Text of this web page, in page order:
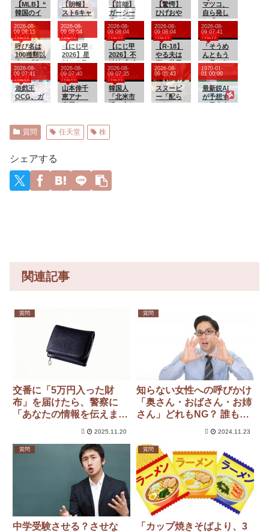
【MLB】“
韓国のイ
チロ
ー”イ・ジ
ョンフが
痛恨ミ
ス 9回2
死からま
さか…サ
ヨナラ負
けに動け
ず、地元
放送は同
【朗報】
スト6キャ
ミイ、1/3
スケール
フィギュ
アが登場
【芸能】
ガーシー
氏、島田
紳助さん
が「絶対
に勝たれ
へん」と
認めた天
才芸人と
は？
【驚愕】
ひげおや
じさんに
銃を撃た
せるため
にデスゲ
ームを開
催するは
りーシ
マツコ、
自ら発し
た「バス
タオル、
何日使
う？」問
いかけに
答え
呼び名は
100種類以
上 「御
座候」
「回転焼
き」
「暫」…
あんこ入
関西では
何と呼
路では
「御座
候」米原
では
「暫」
NEW
2026-08-
09 08:15
【にじ甲
2026】星
川サラ監
督「流星
ミルキー
ウェイ学
園」完
結！転生1
＆号泣必
至の3年間
NEW
2026-08-
09 08:04
【にじ甲
2026】不
破湊「ギ
ラギラホ
スト高
校」が甲
子園3連覇
＆超名門
勝を叩き
NEW
2026-08-
09 08:04
【R-18】
やる夫は
裏の世界
を生きる
サマナー
のようで
す【オリ
ジナルメ
NEW
2026-08-
09 08:04
「そうめ
んともう
一品」何
にする？
NEW
2026-08-
09 07:41
遊戯王
OCG、ガ
チでシコ
NEW
2026-08-
09 07:41
山本倖千
恵アナ
直履きレ
揺れトレ
ーニン
NEW
2026-08-
09 07:40
韓国人
「北米市
場で売れ
ホンダや
幅な黒字
録！」
NEW
2026-08-
09 07:35
スヌーピ
ー「配ら
れたカー
2026-08-
09 05:43
最新鋭AI
が予想す
る日本人
1970-01-
01 00:00
質問 任天堂 株
シェアする
関連記事
質問
交番に「5万円入った財
布」を届けたら、警察に
「あなたの情報を伝えます
ら“お礼に1割”もらえてた
のでしょうか？
2025.11.20
質問
知らない女性への呼びかけ
「奥さん・おばさん・お姉
さん」どれもNG？ 誰も傷
2024.11.23
質問
中学受験させる？させな
質問
「カップ焼きそばより、3